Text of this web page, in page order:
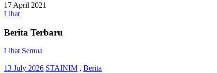
17 April 2021
Lihat
Berita Terbaru
Lihat Semua
13 July 2026 STAINIM , Berita